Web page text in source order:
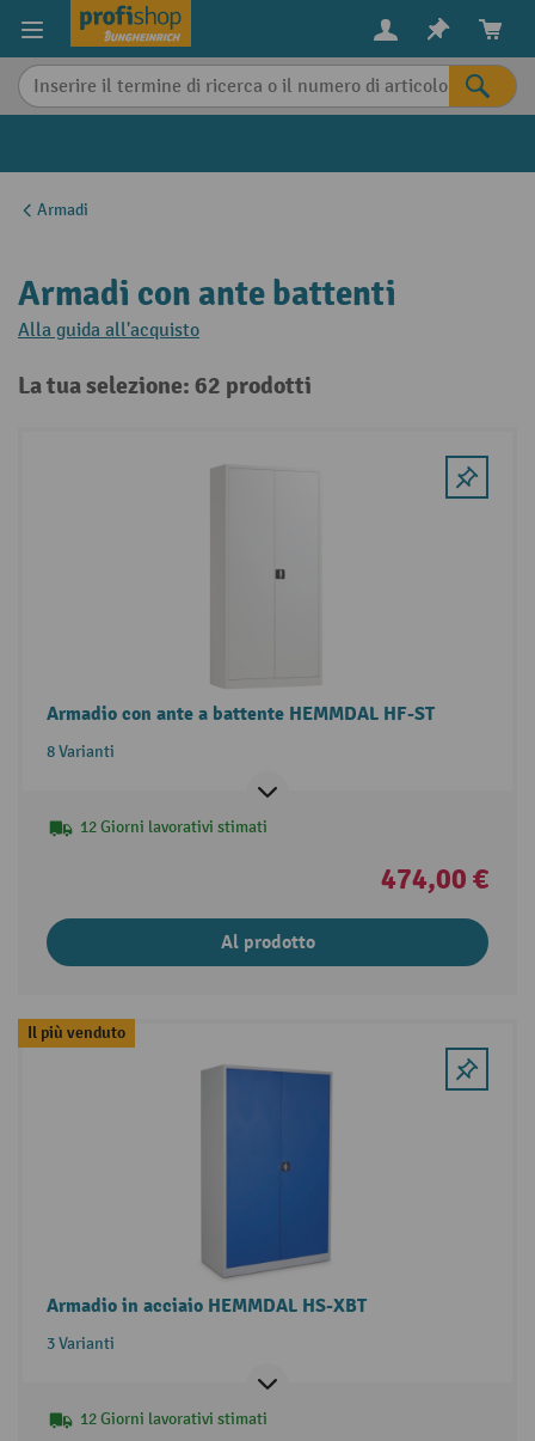
content
Armadi
Armadi con ante battenti
Alla guida all'acquisto
La tua selezione: 62 prodotti
Armadio con ante a battente HEMMDAL HF-ST
8 Varianti
12 Giorni lavorativi stimati
474,00 €
Al prodotto
Il più venduto
Armadio in acciaio HEMMDAL HS-XBT
3 Varianti
12 Giorni lavorativi stimati